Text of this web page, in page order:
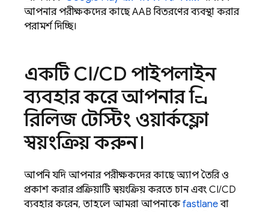
আপনার পরীক্ষকদের কাছে AAB বিতরণের ব্যবস্থা করার
পরামর্শ দিচ্ছি।
একটি CI/CD পাইপলাইন
ব্যবহার করে আপনার প্রি-
রিলিজ টেস্টিং ওয়ার্কফ্লো
স্বয়ংক্রিয় করুন।
আপনি যদি আপনার পরীক্ষকদের কাছে অ্যাপ তৈরি ও
প্রকাশ করার প্রক্রিয়াটি স্বয়ংক্রিয় করতে চান এবং CI/CD
ব্যবহার করেন, তাহলে আমরা আপনাকেfastlaneবা